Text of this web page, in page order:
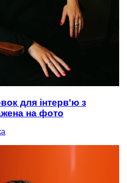
для інтерв'ю з
на фото